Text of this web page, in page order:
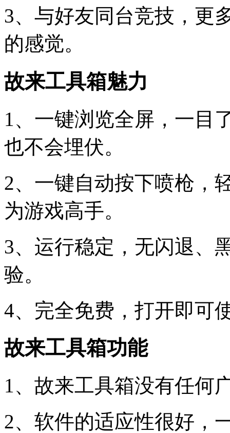
3、与好友同台竞技，更
的感觉。
故来工具箱魅力
1、一键浏览全屏，一目
也不会埋伏。
2、一键自动按下喷枪，
为游戏高手。
3、运行稳定，无闪退、
验。
4、完全免费，打开即可
故来工具箱功能
1、故来工具箱没有任何
2、软件的适应性很好，